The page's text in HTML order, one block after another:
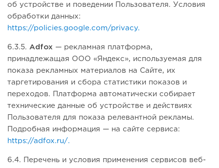
об устройстве и поведении Пользователя. Условия
обработки данных:
https://policies.google.com/privacy.
6.3.5. Adfox — рекламная платформа,
принадлежащая ООО «Яндекс», используемая для
показа рекламных материалов на Сайте, их
таргетирования и сбора статистики показов и
переходов. Платформа автоматически собирает
технические данные об устройстве и действиях
Пользователя для показа релевантной рекламы.
Подробная информация — на сайте сервиса:
https://adfox.ru/.
6.4. Перечень и условия применения сервисов веб-